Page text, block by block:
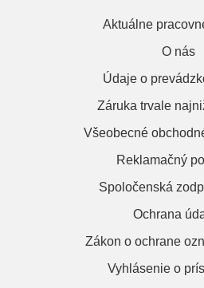
Aktuálne
O nás
Údaje o
Záruka trvale
Všeobecné
Reklamačný
Spoločenská
Ochrana
Zákon o ochrane
Vyhlásenie o